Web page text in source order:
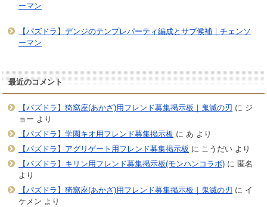
ーマン
【パズドラ】デンジのテンプレパーティ編成とサブ候補｜チェンソ
ーマン
最近のコメント
【パズドラ】猗窩座(あかざ)用フレンド募集掲示板｜鬼滅の刃 に ジ
ョー より
【パズドラ】学園キオ用フレンド募集掲示板 に あ より
【パズドラ】アグリゲート用フレンド募集掲示板 に こうだいより
【パズドラ】キリン用フレンド募集掲示板(モンハンコラボ)に 匿名
より
【パズドラ】猗窩座(あかざ)用フレンド募集掲示板｜鬼滅の刃 に イ
ケメン より